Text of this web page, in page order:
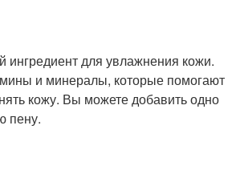
ингредиент для увлажнения кожи.
и минералы, которые помогают
кожу. Вы можете добавить одно
пену.